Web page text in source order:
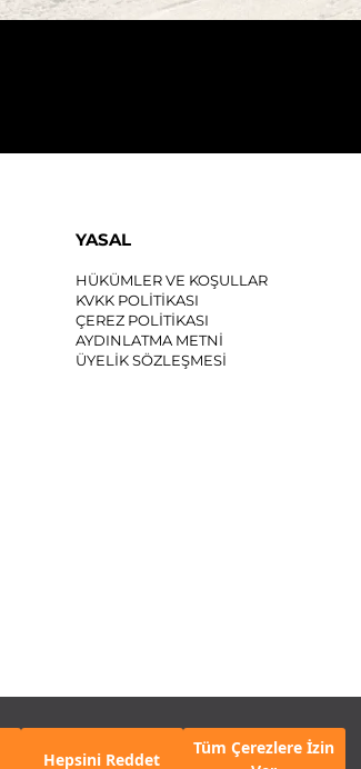
Hepsini Reddet
Tüm Çerezlere İzin
YASAL
HÜKÜMLER VE KOŞULLAR
KVKK POLİTİKASI
ÇEREZ POLİTİKASI
AYDINLATMA METNİ
ÜYELİK SÖZLEŞMESİ